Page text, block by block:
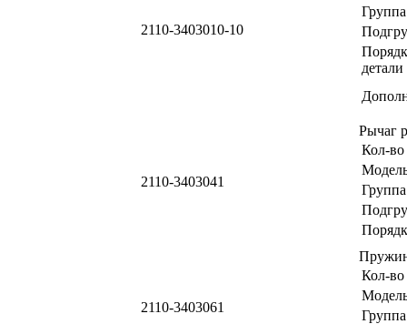
2110-3403010-10
Группа
детали
2110-3403041
Рычаг
Кол-
Группа
2110-3403061
Кол-
Группа